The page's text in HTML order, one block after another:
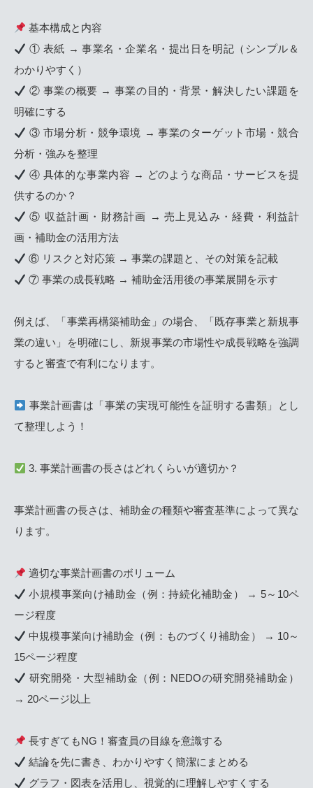
基本構成と内容
① 表紙 → 事業名・企業名・提出日を明記（シンプル＆
わかりやすく）
② 事業の概要 → 事業の目的・背景・解決したい課題を
明確にする
③ 市場分析・競争環境 → 事業のターゲット市場・競合
分析・強みを整理
④ 具体的な事業内容 → どのような商品・サービスを提
供するのか？
⑤ 収益計画・財務計画 → 売上見込み・経費・利益計
画・補助金の活用方法
⑥ リスクと対応策 → 事業の課題と、その対策を記載
⑦ 事業の成長戦略 → 補助金活用後の事業展開を示す
例えば、「事業再構築補助金」の場合、「既存事業と新規事
業の違い」を明確にし、新規事業の市場性や成長戦略を強調
すると審査で有利になります。
事業計画書は「事業の実現可能性を証明する書類」とし
て整理しよう！
3. 事業計画書の長さはどれくらいが適切か？
事業計画書の長さは、補助金の種類や審査基準によって異な
ります。
適切な事業計画書のボリューム
小規模事業向け補助金（例：持続化補助金） → 5～10ペ
ージ程度
中規模事業向け補助金（例：ものづくり補助金） → 10～
15ページ程度
研究開発・大型補助金（例：NEDOの研究開発補助金）
→ 20ページ以上
長すぎてもNG！審査員の目線を意識する
結論を先に書き、わかりやすく簡潔にまとめる
グラフ・図表を活用し、視覚的に理解しやすくする